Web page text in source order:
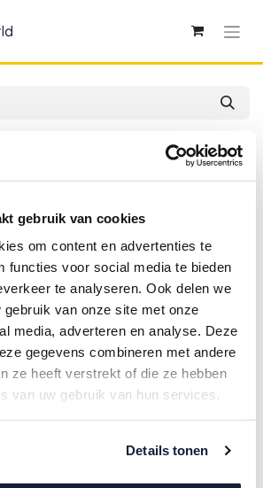
gebruik van cookies
om content en advertenties te
functies voor social media te bieden
te analyseren. Ook delen we
gebruik van onze site met onze
media, adverteren en analyse. Deze
gegevens combineren met andere
ze heeft verstrekt of die ze hebben
van uw gebruik van hun services.
Details tonen
Air Balloons Jersey 75x95cm